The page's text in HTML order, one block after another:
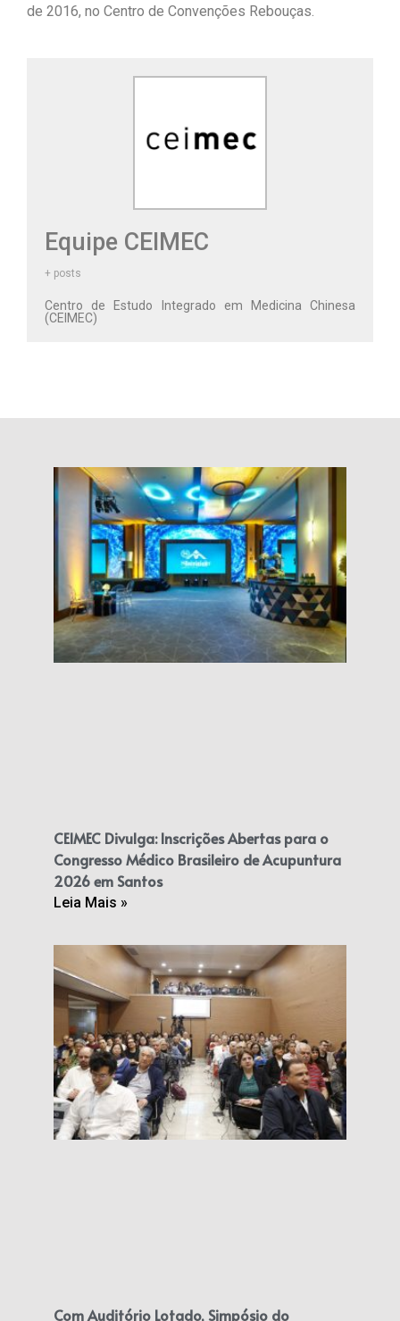
de 2016, no Centro de Convenções Rebouças.
Equipe CEIMEC
+ posts
Centro de Estudo Integrado em Medicina Chinesa
(CEIMEC)
CEIMEC Divulga: Inscrições Abertas para o
Congresso Médico Brasileiro de Acupuntura
2026 em Santos
Leia Mais »
Com Auditório Lotado, Simpósio do